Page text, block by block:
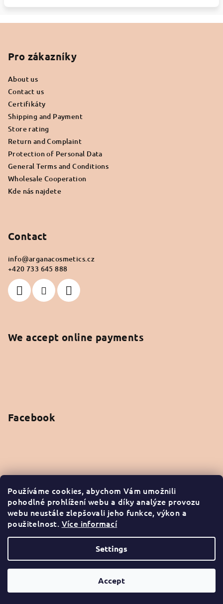
Používáme cookies, abychom Vám umožnili
pohodlné prohlížení webu a díky analýze provozu
webu neustále zlepšovali jeho funkce, výkon a
použitelnost. Více informací
Settings
Accept
Pro zákazníky
About us
Contact us
Certifikáty
Shipping and Payment
Store rating
Return and Complaint
Protection of Personal Data
General Terms and Conditions
Wholesale Cooperation
Kde nás najdete
Contact
info@arganacosmetics.cz
+420 733 645 888
We accept online payments
Facebook
Instagram
Follow on Instagram
Copyright 2026arganacosmetics. All rights reserved.
Created by Shoptet